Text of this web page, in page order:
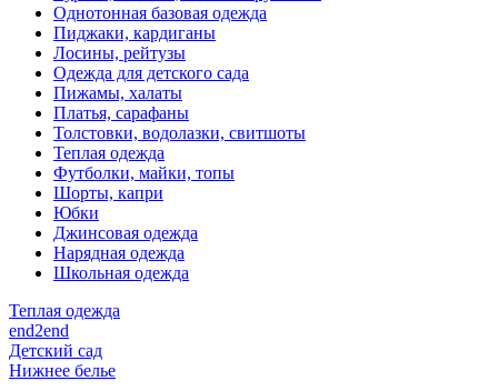
Однотонная базовая одежда
Пиджаки, кардиганы
Лосины, рейтузы
Одежда для детского сада
Пижамы, халаты
Платья, сарафаны
Толстовки, водолазки, свитшоты
Теплая одежда
Футболки, майки, топы
Шорты, капри
Юбки
Джинсовая одежда
Нарядная одежда
Школьная одежда
Теплая одежда
end2end
Детский сад
Нижнее белье